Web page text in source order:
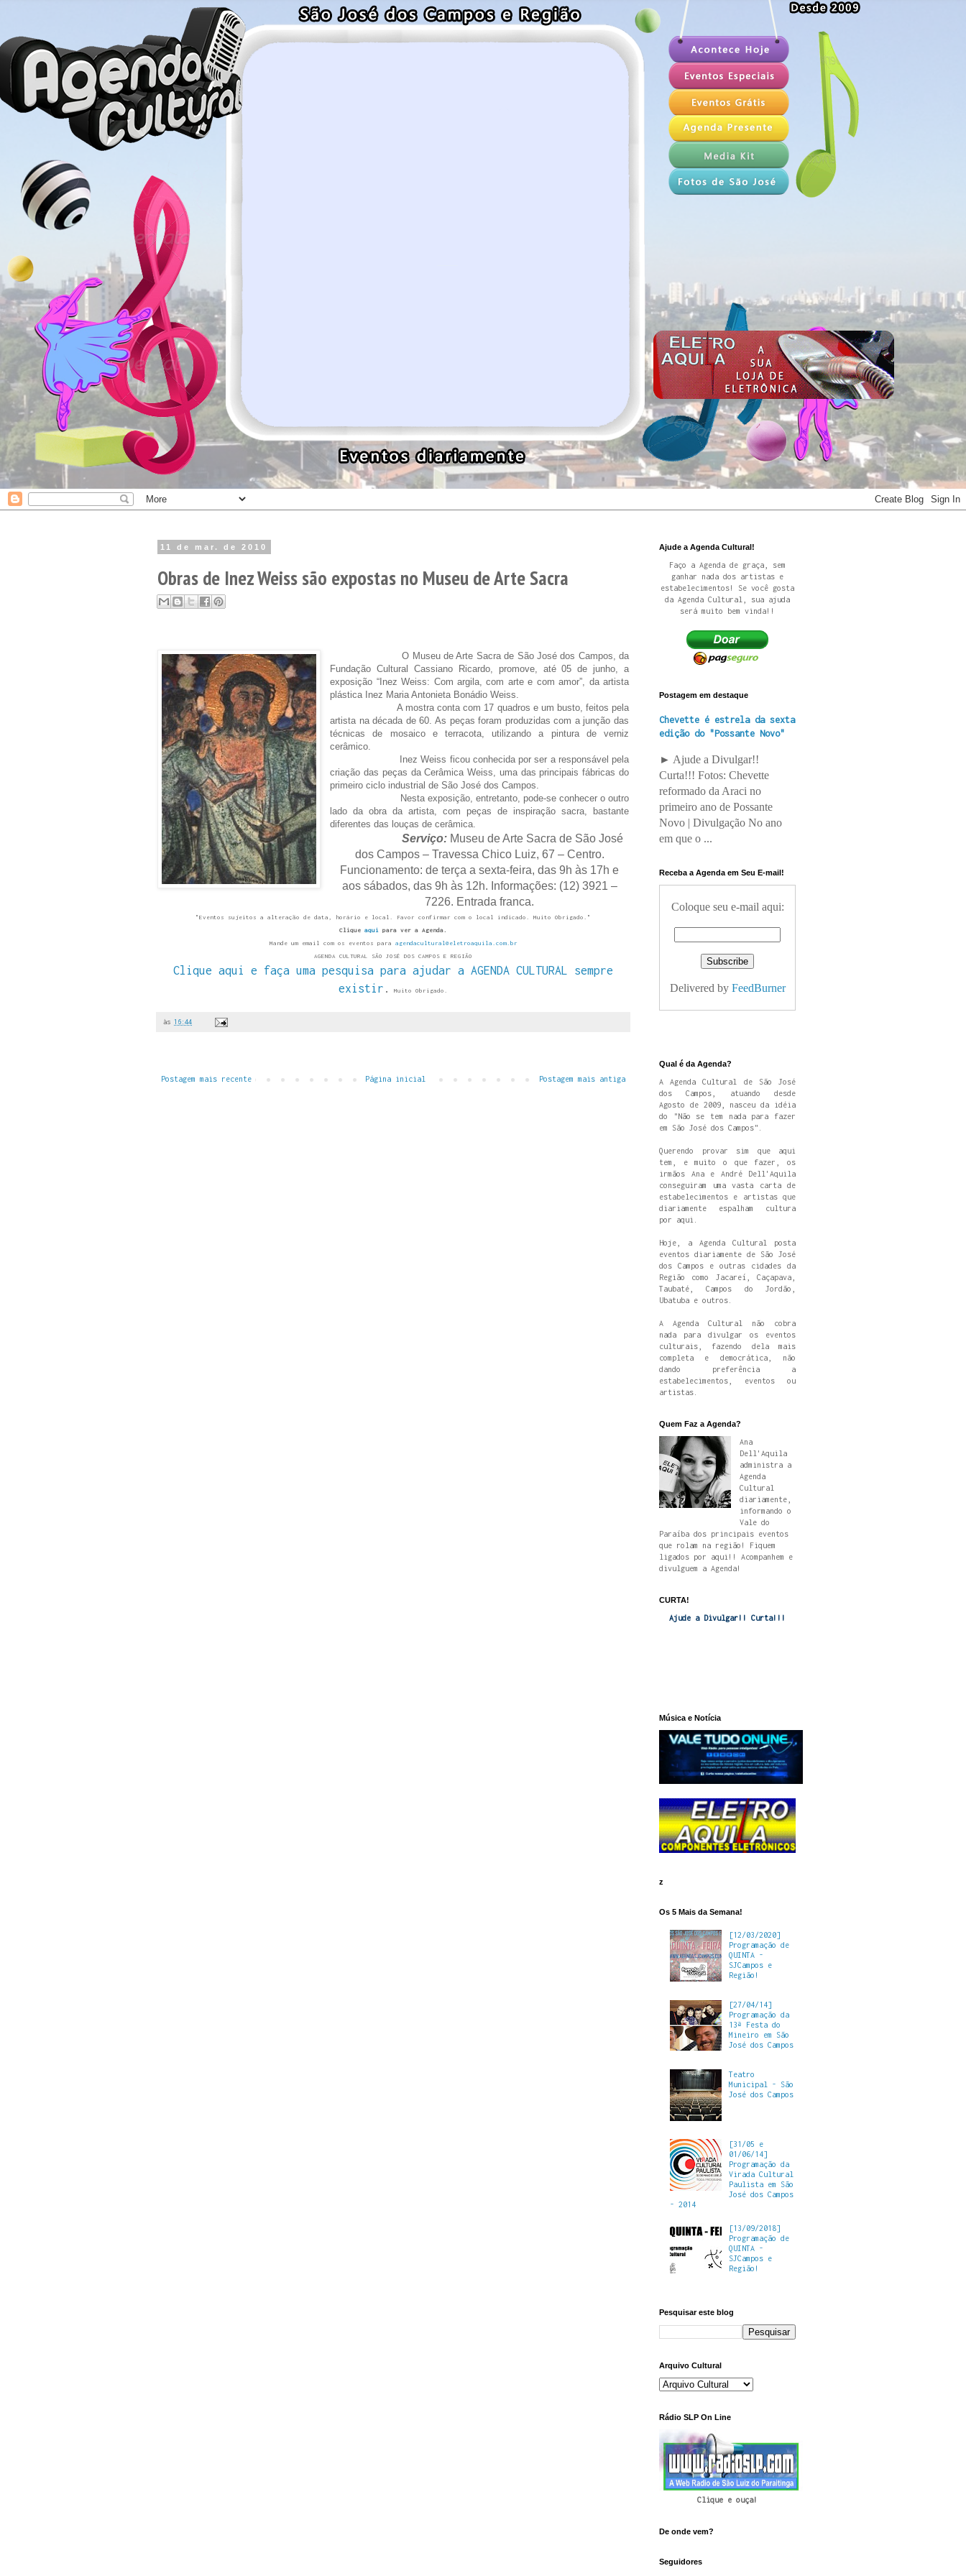
11 de mar. de 2010
Obras de Inez Weiss são expostas no Museu de Arte Sacra
O Museu de Arte Sacra de São José dos Campos, da
Fundação Cultural Cassiano Ricardo, promove, até 05 de junho, a
exposição “Inez Weiss: Com argila, com arte e com amor”, da artista
plástica Inez Maria Antonieta Bonádio Weiss.
A mostra conta com 17 quadros e um busto, feitos pela
artista na década de 60. As peças foram produzidas com a junção das
técnicas de mosaico e terracota, utilizando a pintura de verniz
cerâmico.
Inez Weiss ficou conhecida por ser a responsável pela
criação das peças da Cerâmica Weiss, uma das principais fábricas do
primeiro ciclo industrial de São José dos Campos.
Nesta exposição, entretanto, pode-se conhecer o outro
lado da obra da artista, com peças de inspiração sacra, bastante
diferentes das louças de cerâmica.
Serviço: Museu de Arte Sacra de São José
dos Campos – Travessa Chico Luiz, 67 – Centro.
Funcionamento: de terça a sexta-feira, das 9h às 17h e
aos sábados, das 9h às 12h. Informações: (12) 3921 –
7226. Entrada franca.
"Eventos sujeitos a alteração de data, horário e local. Favor confirmar com o local indicado. Muito Obrigado."
Clique aqui para ver a Agenda.
Mande um email com os eventos para agendacultural@eletroaquila.com.br
AGENDA CULTURAL SÃO JOSÉ DOS CAMPOS E REGIÃO
Clique aqui e faça uma pesquisa para ajudar a AGENDA CULTURAL sempre
existir . Muito Obrigado.
às 16:44
Postagem mais recente Postagem mais antiga
Página inicial
Ajude a Agenda Cultural!
Faço a Agenda de graça, sem
ganhar nada dos artistas e
estabelecimentos! Se você gosta
da Agenda Cultural, sua ajuda
será muito bem vinda!!
Postagem em destaque
Chevette é estrela da sexta
edição do "Possante Novo"
► Ajude a Divulgar!!
Curta!!! Fotos: Chevette
reformado da Araci no
primeiro ano de Possante
Novo | Divulgação No ano
em que o ...
Receba a Agenda em Seu E-mail!
Coloque seu e-mail aqui:
Delivered by FeedBurner
Qual é da Agenda?
A Agenda Cultural de São José
dos Campos, atuando desde
Agosto de 2009, nasceu da idéia
do "Não se tem nada para fazer
em São José dos Campos".
Querendo provar sim que aqui
tem, e muito o que fazer, os
irmãos Ana e André Dell'Aquila
conseguiram uma vasta carta de
estabelecimentos e artistas que
diariamente espalham cultura
por aqui.
Hoje, a Agenda Cultural posta
eventos diariamente de São José
dos Campos e outras cidades da
Região como Jacareí, Caçapava,
Taubaté, Campos do Jordão,
Ubatuba e outros.
A Agenda Cultural não cobra
nada para divulgar os eventos
culturais, fazendo dela mais
completa e democrática, não
dando preferência a
estabelecimentos, eventos ou
artistas.
Quem Faz a Agenda?
Ana
Dell'Aquila
administra a
Agenda
Cultural
diariamente,
informando o
Vale do
Paraíba dos principais eventos
que rolam na região! Fiquem
ligados por aqui!! Acompanhem e
divulguem a Agenda!
CURTA!
Ajude a Divulgar!! Curta!!!
Música e Notícia
z
Os 5 Mais da Semana!
[12/03/2020]
Programação de
QUINTA -
SJCampos e
Região!
[27/04/14]
Programação da
13ª Festa do
Mineiro em São
José dos Campos
Teatro
Municipal - São
José dos Campos
[31/05 e
01/06/14]
Programação da
Virada Cultural
Paulista em São
José dos Campos
- 2014
[13/09/2018]
Programação de
QUINTA -
SJCampos e
Região!
Pesquisar este blog
Arquivo Cultural
Rádio SLP On Line
Clique e ouça!
De onde vem?
Seguidores